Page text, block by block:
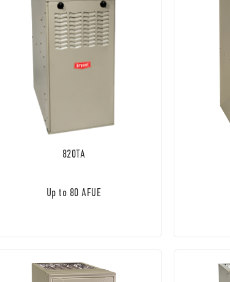
820TA
Up to 80 AFUE